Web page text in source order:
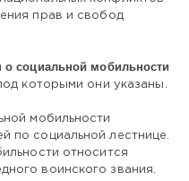
прав и свобод
о социальной мобильности
которыми они указаны.
мобильности
по социальной лестнице.
относится
воинского звания.